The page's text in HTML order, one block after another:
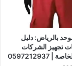
بالرياض: دليل
تجهيز الشركات